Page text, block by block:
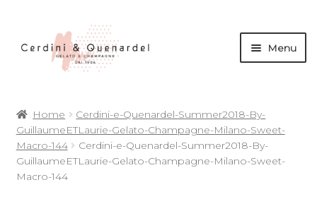
Menu
Home
Cerdini-e-Quenardel-Summer2018-By-
GuillaumeETLaurie-Gelato-Champagne-Milano-Sweet-
Macro-144
Cerdini-e-Quenardel-Summer2018-By-
GuillaumeETLaurie-Gelato-Champagne-Milano-Sweet-
Macro-144